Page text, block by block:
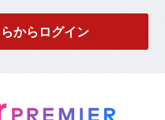
からログイン